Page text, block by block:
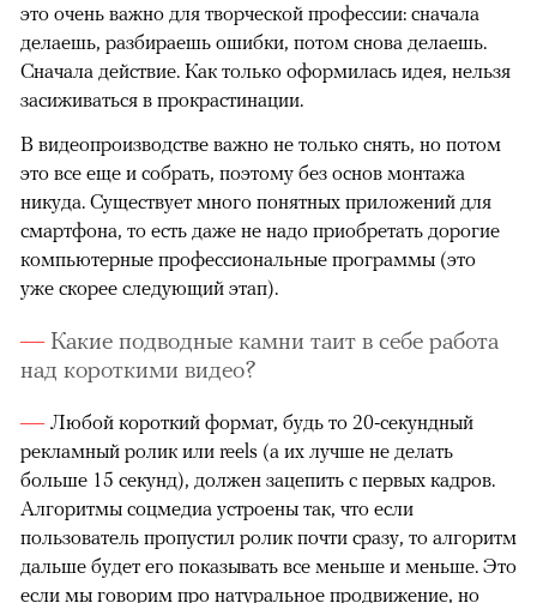
это очень важно для творческой профессии: сначала
делаешь, разбираешь ошибки, потом снова делаешь.
Сначала действие. Как только оформилась идея, нельзя
засиживаться в прокрастинации.
В видеопроизводстве важно не только снять, но потом
это все еще и собрать, поэтому без основ монтажа
никуда. Существует много понятных приложений для
смартфона, то есть даже не надо приобретать дорогие
компьютерные профессиональные программы (это
уже скорее следующий этап).
Какие подводные камни таит в себе работа
над короткими видео?
Любой короткий формат, будь то 20-секундный
рекламный ролик или reels (а их лучше не делать
больше 15 секунд), должен зацепить с первых кадров.
Алгоритмы соцмедиа устроены так, что если
пользователь пропустил ролик почти сразу, то алгоритм
дальше будет его показывать все меньше и меньше. Это
если мы говорим про натуральное продвижение, но